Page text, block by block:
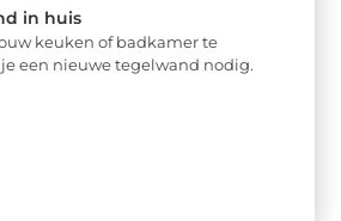
in huis
keuken of badkamer te
een nieuwe tegelwand nodig.